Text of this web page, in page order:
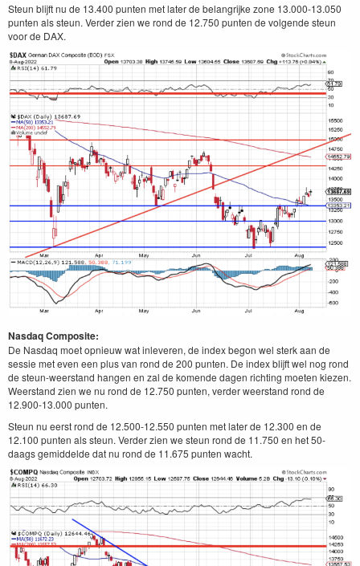
Steun blijft nu de 13.400 punten met later de belangrijke zone 13.000-13.050
punten als steun. Verder zien we rond de 12.750 punten de volgende steun
voor de DAX.
Nasdaq Composite:
De Nasdaq moet opnieuw wat inleveren, de index begon wel sterk aan de
sessie met even een plus van rond de 200 punten. De index blijft wel nog rond
de steun-weerstand hangen en zal de komende dagen richting moeten kiezen.
Weerstand zien we nu rond de 12.750 punten, verder weerstand rond de
12.900-13.000 punten.
Steun nu eerst rond de 12.500-12.550 punten met later de 12.300 en de
12.100 punten als steun. Verder zien we steun rond de 11.750 en het 50-
daags gemiddelde dat nu rond de 11.675 punten wacht.